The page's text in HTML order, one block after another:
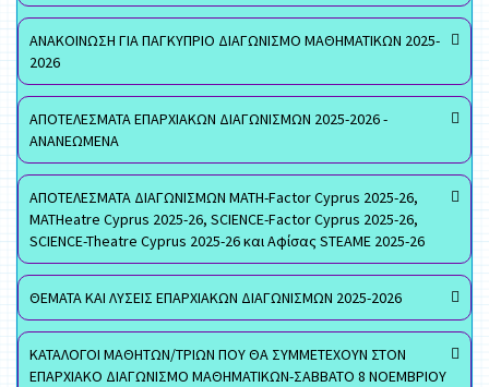
ΑΝΑΚΟΙΝΩΣΗ ΓΙΑ ΠΑΓΚΥΠΡΙΟ ΔΙΑΓΩΝΙΣΜΟ ΜΑΘΗΜΑΤΙΚΩΝ 2025-
2026
ΑΠΟΤΕΛΕΣΜΑΤΑ ΕΠΑΡΧΙΑΚΩΝ ΔΙΑΓΩΝΙΣΜΩΝ 2025-2026 -
ΑΝΑΝΕΩΜΕΝΑ
ΑΠΟΤΕΛΕΣΜΑΤΑ ΔΙΑΓΩΝΙΣΜΩΝ MATH-Factor Cyprus 2025-26,
MATHeatre Cyprus 2025-26, SCIENCE-Factor Cyprus 2025-26,
SCIENCE-Theatre Cyprus 2025-26 και Αφίσας STEAME 2025-26
ΘΕΜΑΤΑ ΚΑΙ ΛΥΣΕΙΣ ΕΠΑΡΧΙΑΚΩΝ ΔΙΑΓΩΝΙΣΜΩΝ 2025-2026
ΚΑΤΑΛΟΓΟΙ ΜΑΘΗΤΩΝ/ΤΡΙΩΝ ΠΟΥ ΘΑ ΣΥΜΜΕΤΕΧΟΥΝ ΣΤΟΝ
ΕΠΑΡΧΙΑΚΟ ΔΙΑΓΩΝΙΣΜΟ ΜΑΘΗΜΑΤΙΚΩΝ-ΣΑΒΒΑΤΟ 8 ΝΟΕΜΒΡΙΟΥ